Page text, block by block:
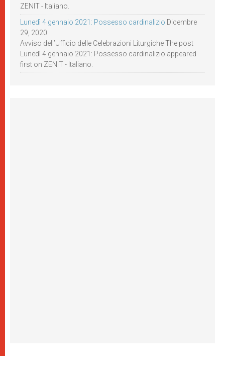
ZENIT - Italiano.
Lunedì 4 gennaio 2021: Possesso cardinalizio Dicembre
29, 2020
Avviso dell’Ufficio delle Celebrazioni Liturgiche The post
Lunedì 4 gennaio 2021: Possesso cardinalizio appeared
first on ZENIT - Italiano.